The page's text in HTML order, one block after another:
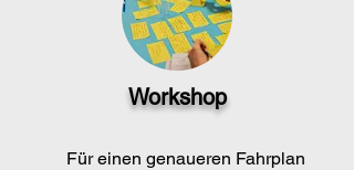
Workshop
Für einen genaueren Fahrplan